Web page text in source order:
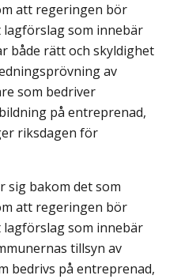
att regeringen bör
som innebär
både rätt och skyldighet
av
som bedriver
på entreprenad,
riksdagen för
sig bakom det som
att regeringen bör
som innebär
tillsyn av
bedrivs på entreprenad,